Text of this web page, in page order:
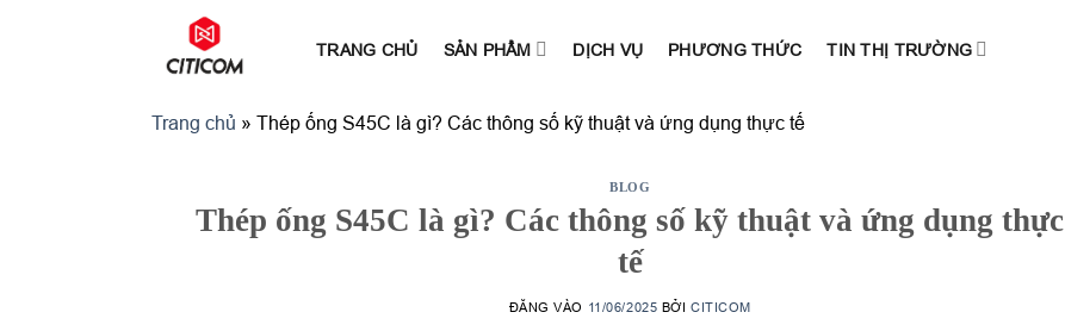
TRANG CHỦ SẢN PHẨM DỊCH VỤ PHƯƠNG THỨC TIN THỊ TRƯỜNG
Trang chủ » Thép ống S45C là gì? Các thông số kỹ thuật và ứng dụng thực tế
BLOG
Thép ống S45C là gì? Các thông số kỹ thuật và ứng dụng thực
tế
ĐĂNG VÀO 11/06/2025 BỞICITICOM